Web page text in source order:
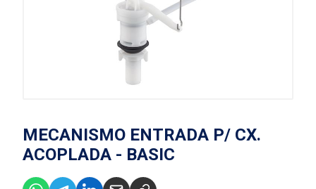
MECANISMO ENTRADA P/ CX.
ACOPLADA - BASIC